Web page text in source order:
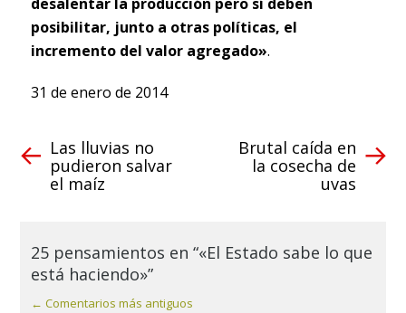
posibilitar, junto a otras políticas, el
incremento del valor agregado».
31 de enero de 2014
Las lluvias no
pudieron salvar
el maíz
Brutal caída en
la cosecha de
uvas
25 pensamientos en “«El Estado sabe lo que
está haciendo»”
← Comentarios más antiguos